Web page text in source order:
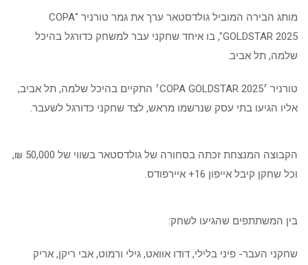
מותג הבירה המוביל גולדסטאר ערך את גמר טורניר "COPA
GOLDSTAR 2025", בו איחד שחקני עבר למשחק כדורגל בהיכל
שלמה, תל אביב.
טורניר ׳COPA GOLDSTAR 2025׳ התקיים בהיכל שלמה, תל אביב,
אליו הגיעו בתי עסק שנרשמו מראש, לצד שחקני כדורגל לשעבר.
הקבוצה המנצחת זכתה בסחורה של גולדסטאר בשווי של 50,000 ₪,
וכל שחקן קיבל אייפון 16+ איירפודס.
בין המשתתפים שהגיעו לשחק:
שחקני העבר- פיני בלילי, דודו אוואט, גילי ורמוט, אבי ריקן, אריק